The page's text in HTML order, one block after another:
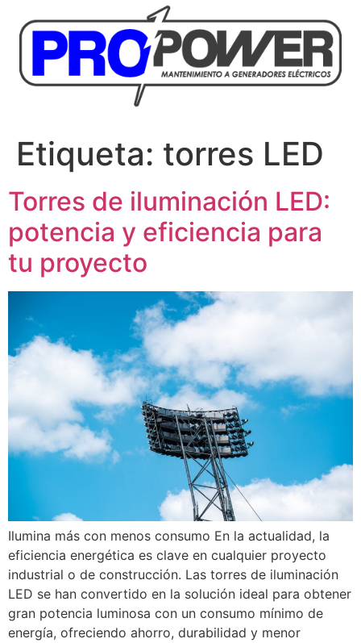
Etiqueta: torres LED
Torres de iluminación LED:
potencia y eficiencia para
tu proyecto
Ilumina más con menos consumo En la actualidad, la
eficiencia energética es clave en cualquier proyecto
industrial o de construcción. Las torres de iluminación
LED se han convertido en la solución ideal para obtener
gran potencia luminosa con un consumo mínimo de
energía, ofreciendo ahorro, durabilidad y menor